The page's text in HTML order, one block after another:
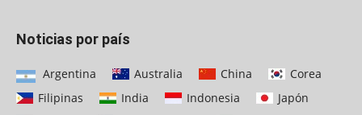
Noticias por país
Argentina Australia China
Corea
Filipinas
India Indonesia
Japón